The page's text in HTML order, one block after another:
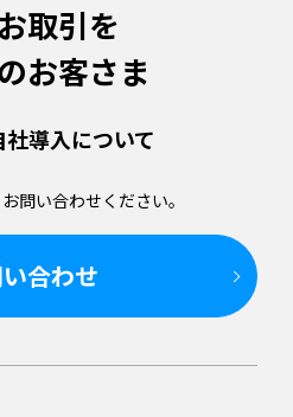
取引を
お客さま
社導入について
お問い合わせください。
合わせ